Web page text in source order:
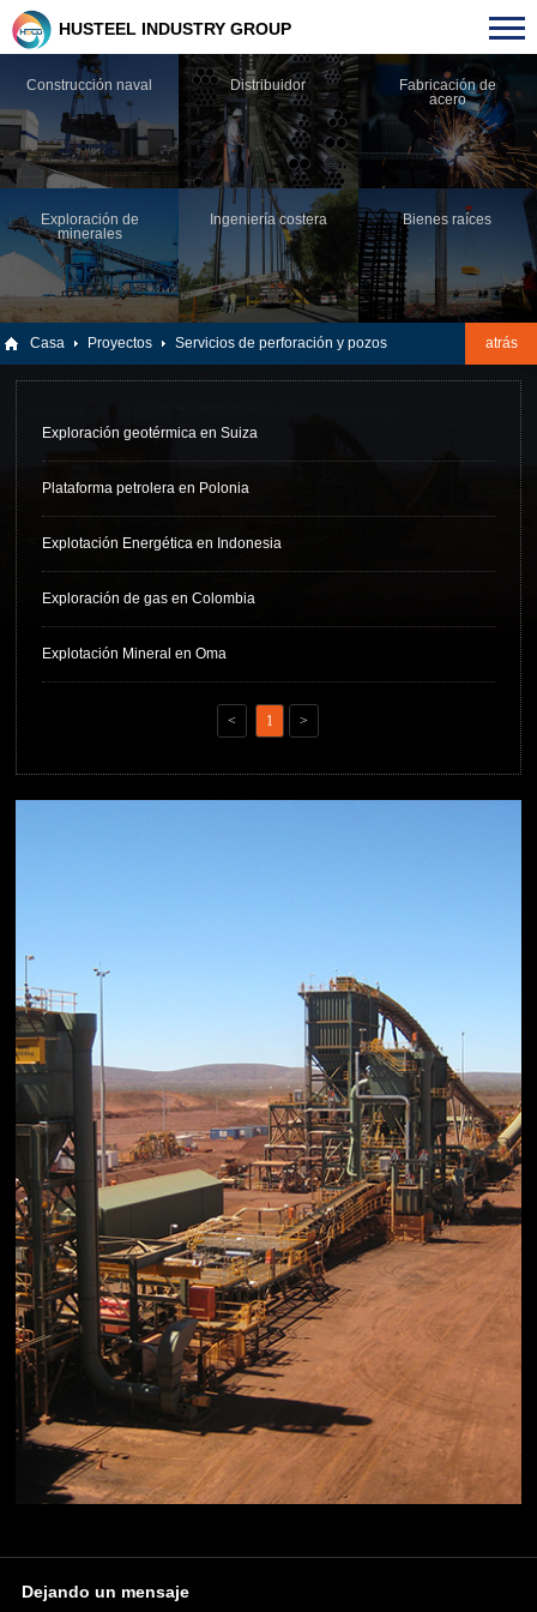
Construcción naval Distribuidor
Fabricación de
acero
Exploración de
minerales
Ingeniería costera Bienes raíces
HUSTEEL INDUSTRY GROUP
atrás
Casa Proyectos Servicios de perforación y pozos
Exploración geotérmica en Suiza
Plataforma petrolera en Polonia
Explotación Energética en Indonesia
Exploración de gas en Colombia
Explotación Mineral en Oma
< 1 >
Dejando un mensaje